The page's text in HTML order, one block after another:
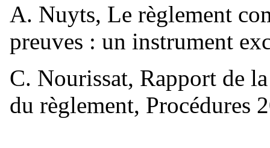
A. Nuyts, Le règlement
preuves : un instrument
C. Nourissat, Rapport de
du règlement, Procédures